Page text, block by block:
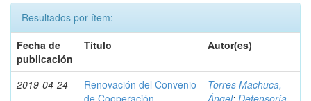
Resultados por ítem:
Fecha de
publicación
Título Autor(es)
2019-04-24
Renovación del Convenio
de Cooperación
Torres Machuca,
Ángel; Defensoría